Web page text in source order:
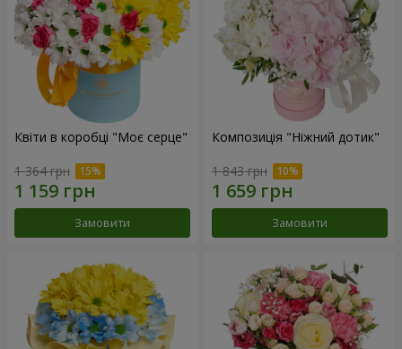
Квіти в коробці "Моє серце"
1 364 грн
Замовити
Композиція "Ніжний дотик"
1 843 грн
Замовити